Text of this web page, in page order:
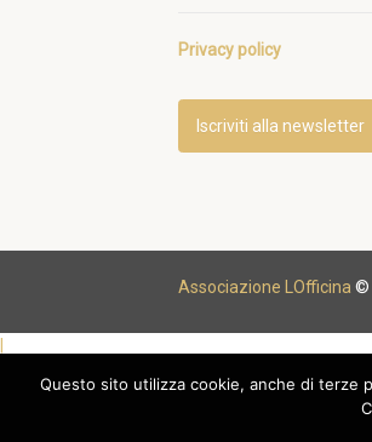
Privacy policy
Iscriviti alla newsletter
Associazione LOfficina ©
Questo sito utilizza cookie, anche di terze